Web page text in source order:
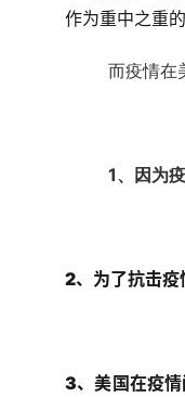
作为重中之重
而疫情在
1、因为
2、为了抗击疫
3、美国在疫